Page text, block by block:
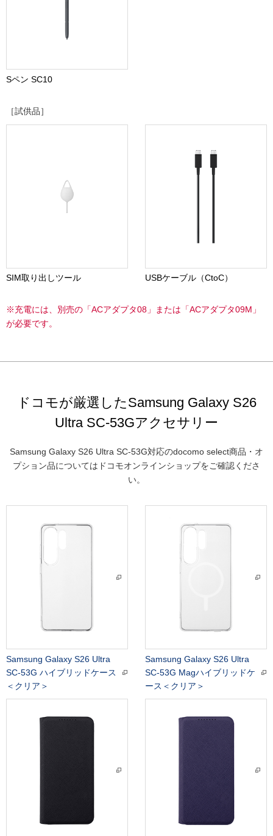
Sペン SC10
［試供品］
SIM取り出しツール USBケーブル（CtoC）
※充電には、別売の「ACアダプタ08」または「ACアダプタ09M」
が必要です。
ドコモが厳選したSamsung Galaxy S26
Ultra SC-53Gアクセサリー
Samsung Galaxy S26 Ultra SC-53G対応のdocomo select商品・オ
プション品についてはドコモオンラインショップをご確認くださ
い。
Samsung Galaxy S26 Ultra
SC-53G ハイブリッドケース
＜クリア＞
Samsung Galaxy S26 Ultra
SC-53G Magハイブリッドケ
ース＜クリア＞